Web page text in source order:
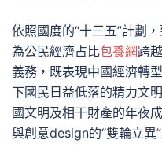
依照國度的“十三五”計劃
為公民經濟占比包養網跨
義務，既表現中國經濟轉
下國民日益低落的精力文
國文明及相干財產的年夜
與創意design的“雙輪立異”